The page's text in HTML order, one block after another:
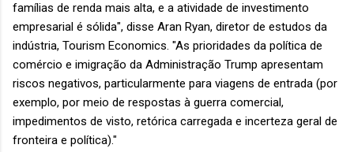
famílias de renda mais alta, e a atividade de investimento
empresarial é sólida", disse Aran Ryan, diretor de estudos da
indústria, Tourism Economics. "As prioridades da política de
comércio e imigração da Administração Trump apresentam
riscos negativos, particularmente para viagens de entrada (por
exemplo, por meio de respostas à guerra comercial,
impedimentos de visto, retórica carregada e incerteza geral de
fronteira e política)."